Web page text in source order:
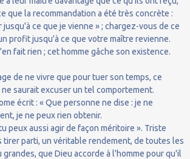
que la recommandation a été très concrète :
ce que je vienne » ; chargez-vous de ce
profit jusqu'à ce que votre maître revienne.
fait rien ; cet homme gâche son existence.
de ne vivre que pour tuer son temps, ce
ne saurait excuser un tel comportement.
écrit : « Que personne ne dise : je ne
je ne peux rien obtenir.
peux aussi agir de façon méritoire ». Triste
tirer parti, un véritable rendement, de toutes les
que Dieu accorde à l'homme pour qu'il